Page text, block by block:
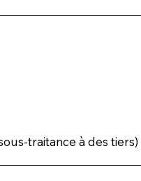
traitance à des tiers)